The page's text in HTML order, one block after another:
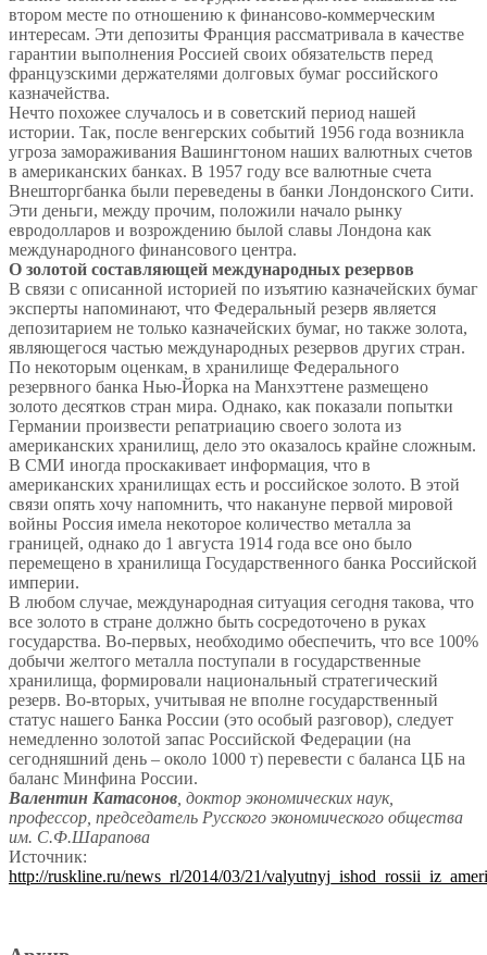
втором месте по отношению к финансово-коммерческим
интересам. Эти депозиты Франция рассматривала в качестве
гарантии выполнения Россией своих обязательств перед
французскими держателями долговых бумаг российского
казначейства.
Нечто похожее случалось и в советский период нашей
истории. Так, после венгерских событий 1956 года возникла
угроза замораживания Вашингтоном наших валютных счетов
в американских банках. В 1957 году все валютные счета
Внешторгбанка были переведены в банки Лондонского Сити.
Эти деньги, между прочим, положили начало рынку
евродолларов и возрождению былой славы Лондона как
международного финансового центра.
О золотой составляющей международных резервов
В связи с описанной историей по изъятию казначейских бумаг
эксперты напоминают, что Федеральный резерв является
депозитарием не только казначейских бумаг, но также золота,
являющегося частью международных резервов других стран.
По некоторым оценкам, в хранилище Федерального
резервного банка Нью-Йорка на Манхэттене размещено
золото десятков стран мира. Однако, как показали попытки
Германии произвести репатриацию своего золота из
американских хранилищ, дело это оказалось крайне сложным.
В СМИ иногда проскакивает информация, что в
американских хранилищах есть и российское золото. В этой
связи опять хочу напомнить, что накануне первой мировой
войны Россия имела некоторое количество металла за
границей, однако до 1 августа 1914 года все оно было
перемещено в хранилища Государственного банка Российской
империи.
В любом случае, международная ситуация сегодня такова, что
все золото в стране должно быть сосредоточено в руках
государства. Во-первых, необходимо обеспечить, что все 100%
добычи желтого металла поступали в государственные
хранилища, формировали национальный стратегический
резерв. Во-вторых, учитывая не вполне государственный
статус нашего Банка России (это особый разговор), следует
немедленно золотой запас Российской Федерации (на
сегодняшний день – около 1000 т) перевести с баланса ЦБ на
баланс Минфина России.
Валентин Катасонов , доктор экономических наук,
профессор, председатель Русского экономического общества
им. С.Ф.Шарапова
Источник:
http://ruskline.ru/news_rl/2014/03/21/